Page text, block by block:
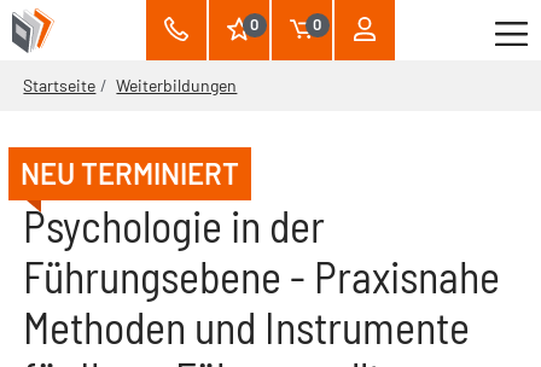
0 0
Startseite Weiterbildungen
NEU TERMINIERT
Psychologie in der
Führungsebene - Praxisnahe
Methoden und Instrumente